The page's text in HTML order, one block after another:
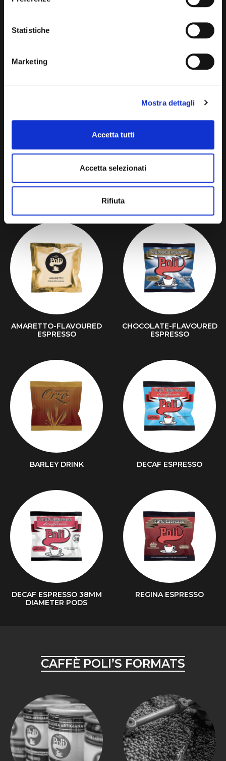
Statistiche
Marketing
Mostra dettagli
Accetta tutti
Accetta selezionati
Rifiuta
GINSENG ESPRESSO ANISEED ESPRESSO
CINNAMON-FLAVOURED
HAZELNUT-FLAVOURED
AMARETTO-FLAVOURED
ESPRESSO
CHOCOLATE-FLAVOURED
ESPRESSO
BARLEY DRINK DECAF ESPRESSO
DECAF ESPRESSO 38MM
DIAMETER PODS
REGINA ESPRESSO
CAFFÈ POLI’S FORMATS